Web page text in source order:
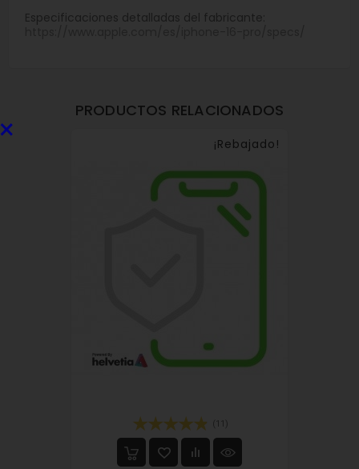
Especificaciones detalladas del fabricante:
PRODUCTOS RELACIONADOS
¡Rebajado!
(11)